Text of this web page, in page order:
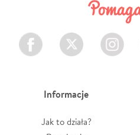
Facebook Twitter Instagram
Informacje
Jak to działa?